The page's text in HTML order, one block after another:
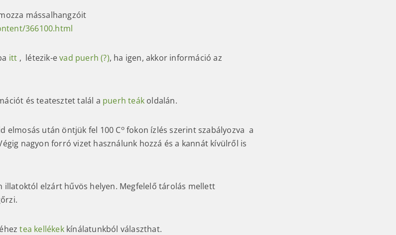
mássalhangzóit
366100.html
itt , létezik-evad puerh (?), ha igen, akkor információ az
és teatesztet talál a puerh teák oldalán.
elmosás után öntjük fel 100 Cofokon ízlés szerint szabályozva a
nagyon forró vizet használunk hozzá és a kannát kívülről is
illatoktól elzárt hűvös helyen. Megfelelő tárolás mellett
tea kellékek kínálatunkból választhat.